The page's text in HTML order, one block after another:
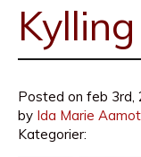
Posted on feb 3rd,
by Ida Marie
Kategorier: